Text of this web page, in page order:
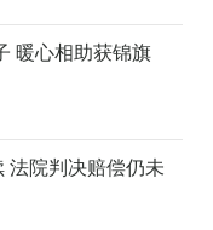
暖心相助获锦旗
法院判决赔偿仍未